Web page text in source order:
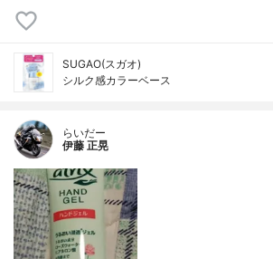
SUGAO(スガオ)
シルク感カラーベース
らいだー
伊藤 正晃